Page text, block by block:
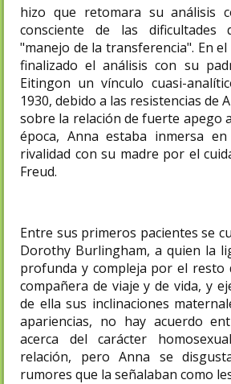
hizo que retomara su análisis
consciente de las dificultades
"manejo de la transferencia". En
finalizado el análisis con su
Eitingon un vínculo cuasi-
1930, debido a las resistencias de
sobre la relación de fuerte apego
época, Anna estaba inmersa
rivalidad con su madre por el
Freud.
Entre sus primeros pacientes se
Dorothy Burlingham, a quien la
profunda y compleja por el resto
compañera de viaje y de vida, y
de ella sus inclinaciones
apariencias, no hay acuerdo
acerca del carácter
relación, pero Anna se
rumores que la señalaban como